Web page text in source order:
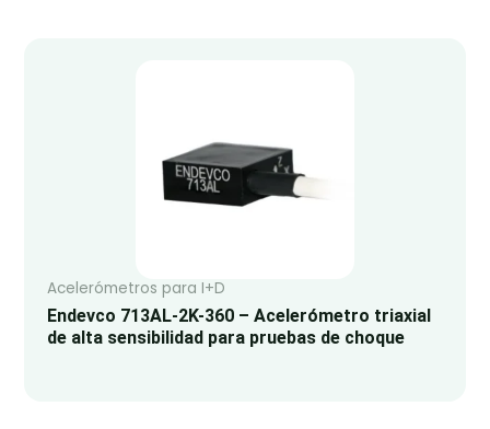
Acelerómetros para I+D
Endevco 713AL-2K-360 – Acelerómetro triaxial
de alta sensibilidad para pruebas de choque